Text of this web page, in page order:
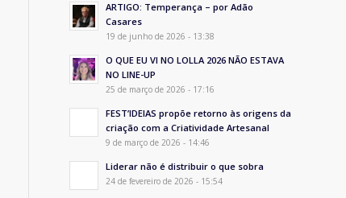
ARTIGO: Temperança – por Adão
Casares
19 de junho de 2026 - 13:38
O QUE EU VI NO LOLLA 2026 NÃO ESTAVA
NO LINE-UP
25 de março de 2026 - 17:16
FEST’IDEIAS propõe retorno às origens da
criação com a Criatividade Artesanal
9 de março de 2026 - 14:46
Liderar não é distribuir o que sobra
24 de fevereiro de 2026 - 15:54